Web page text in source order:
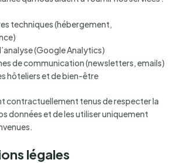
techniques (hébergement,
(Google Analytics)
de communication (newsletters, emails)
hôteliers et de bien-être
contractuellement tenus de respecter la
données et de les utiliser uniquement
légales